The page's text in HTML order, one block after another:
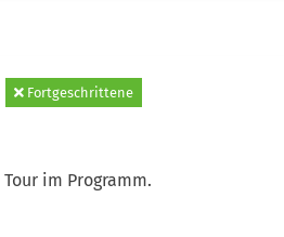
Fortgeschrittene
im Programm.